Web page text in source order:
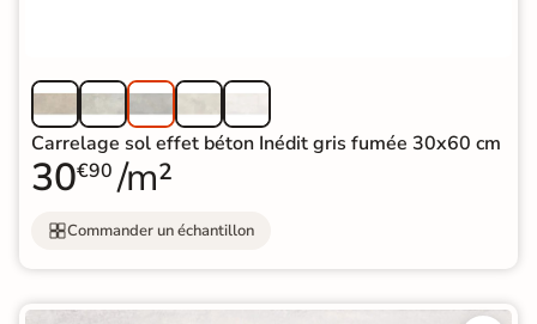
Carrelage sol effet béton Inédit gris fumée 30x60 cm
30€90 /m²
Commander un échantillon